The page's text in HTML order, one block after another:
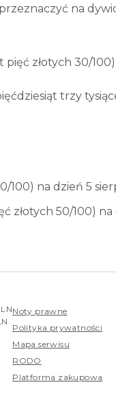
na
pięć złotych 30/
trzy
100) na dzień 5
złotych 50/100)
Noty prawne
Polityka prywatności
Mapa serwisu
RODO
Platforma zakupowa